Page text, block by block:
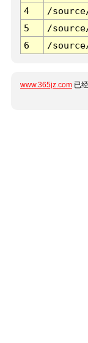
4
/
5
/
6
/
www.365jz.com 已